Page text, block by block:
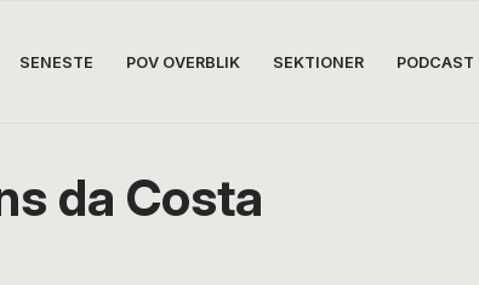
SENESTE POV OVERBLIK SEKTIONER PODCAST
da Costa